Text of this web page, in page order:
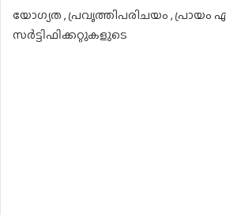
യോഗ്യത , പ്രവൃത്തിപരിചയം , പ്രായം
സർട്ടിഫിക്കറ്റുകളുടെ